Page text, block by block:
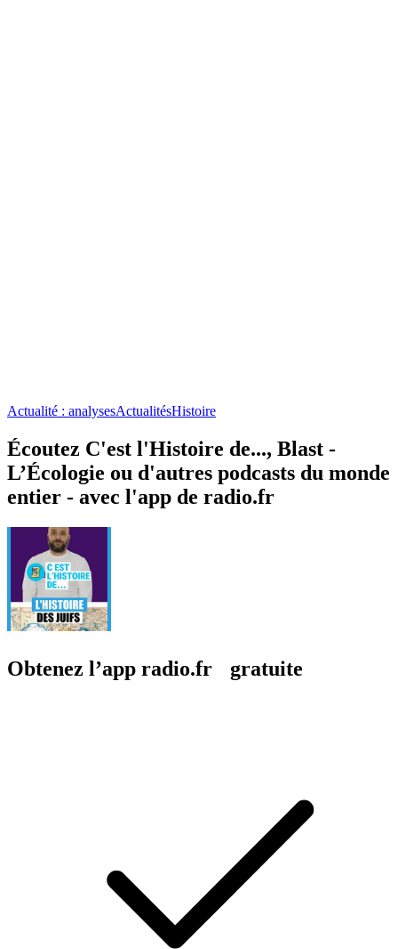
Actualité : analysesActualitésHistoire
Écoutez C'est l'Histoire de..., Blast -
L’Écologie ou d'autres podcasts du monde
entier - avec l'app de radio.fr
Obtenez l’app radio.fr gratuite